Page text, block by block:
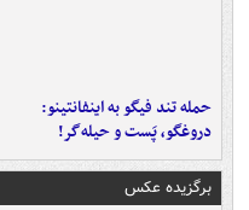
حمله تند فیگو به اینفانتینو:
دروغگو، پَست‌ و حیله‌گر!
برگزیده عکس